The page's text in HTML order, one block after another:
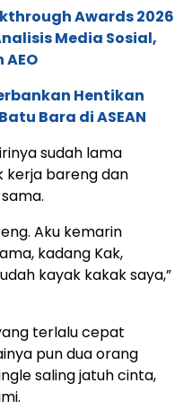
Awards 2026
Media Sosial,
Hentikan
Bara di ASEAN
sudah lama
kerja bareng dan
Aku kemarin
kadang Kak,
kayak kakak saya,”
terlalu cepat
pun dua orang
saling jatuh cinta,